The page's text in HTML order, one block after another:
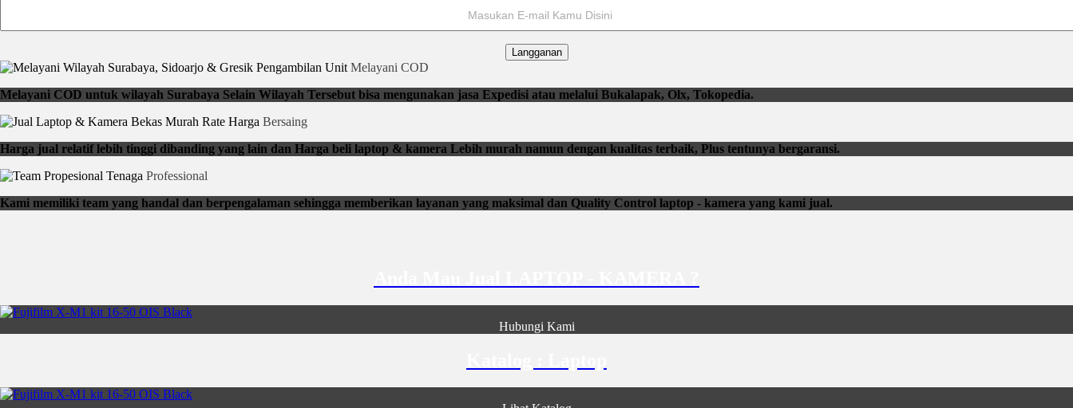
Langganan
Pengambilan Unit Melayani COD
Melayani COD untuk wilayah Surabaya Selain Wilayah Tersebut bisa mengunakan jasa Expedisi atau melalui Bukalapak, Olx, Tokopedia.
Rate Harga Bersaing
Harga jual relatif lebih tinggi dibanding yang lain dan Harga beli laptop & kamera Lebih murah namun dengan kualitas terbaik, Plus tentunya bergaransi.
Tenaga Professional
Kami memiliki team yang handal dan berpengalaman sehingga memberikan layanan yang maksimal dan Quality Control laptop - kamera yang kami jual.
Hubungi Kami